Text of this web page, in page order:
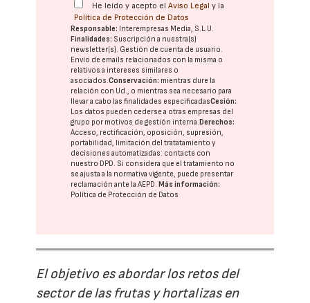
He leído y acepto elAviso Legal y la
Política de Protección de Datos
Responsable: Interempresas Media, S.L.U.
Finalidades: Suscripción a nuestra(s)
newsletter(s). Gestión de cuenta de usuario.
Envío de emails relacionados con la misma o
relativos a intereses similares o
asociados.Conservación: mientras dure la
relación con Ud., o mientras sea necesario para
llevar a cabo las finalidades especificadasCesión:
Los datos pueden cederse a otras empresas del
grupo por motivos de gestión interna. Derechos:
Acceso, rectificación, oposición, supresión,
portabilidad, limitación del tratatamiento y
decisiones automatizadas: contacte con
nuestro DPD. Si considera que el tratamiento no
se ajusta a la normativa vigente, puede presentar
reclamación ante laAEPD. Más información:
Política de Protección de Datos
El objetivo es abordar los retos del
sector de las frutas y hortalizas en